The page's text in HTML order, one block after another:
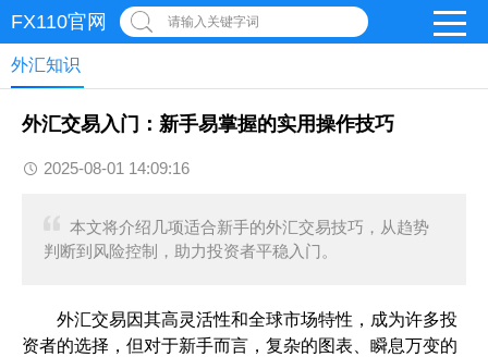
FX110官网 请输入关键字词
外汇知识
外汇交易入门：新手易掌握的实用操作技巧
2025-08-01 14:09:16
本文将介绍几项适合新手的外汇交易技巧，从趋势
判断到风险控制，助力投资者平稳入门。
外汇交易因其高灵活性和全球市场特性，成为许多投
资者的选择，但对于新手而言，复杂的图表、瞬息万变的